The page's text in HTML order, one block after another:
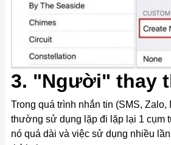
3. "Người" thay
Trong quá trình nhắn tin (SMS, Zalo,
thường sử dụng lặp đi lặp lại 1 cụm
nó quá dài và việc sử dụng nhiều